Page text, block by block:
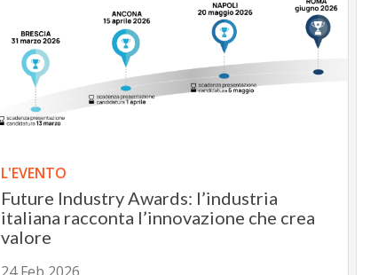
L'EVENTO
Future Industry Awards: l’industria
italiana racconta l’innovazione che crea
valore